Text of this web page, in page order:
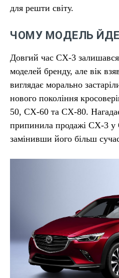
для решти світу.
ЧОМУ МОДЕЛЬ
Довгий час CX-3
моделей бренду, але вік
виглядає морально
нового покоління
50, CX-60 та CX-80.
припинила продажі CX-3
замінивши його більш